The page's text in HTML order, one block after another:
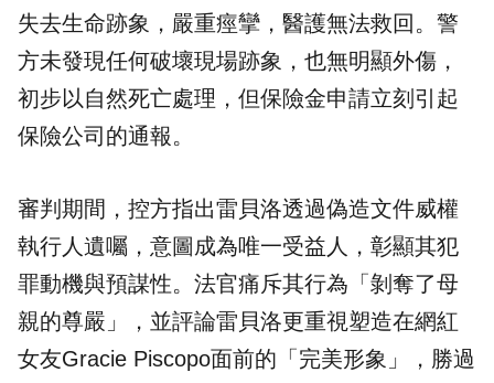
失去生命跡象，嚴重痙攣，醫護無法救回。警
方未發現任何破壞現場跡象，也無明顯外傷，
初步以自然死亡處理，但保險金申請立刻引起
保險公司的通報。
審判期間，控方指出雷貝洛透過偽造文件威權
執行人遺囑，意圖成為唯一受益人，彰顯其犯
罪動機與預謀性。法官痛斥其行為「剝奪了母
親的尊嚴」，並評論雷貝洛更重視塑造在網紅
女友Gracie Piscopo面前的「完美形象」，勝過